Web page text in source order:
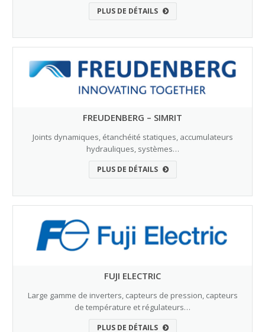
PLUS DE DÉTAILS
FREUDENBERG – SIMRIT
Joints dynamiques, étanchéité statiques, accumulateurs
hydrauliques, systèmes…
PLUS DE DÉTAILS
FUJI ELECTRIC
Large gamme de inverters, capteurs de pression, capteurs
de température et régulateurs…
PLUS DE DÉTAILS